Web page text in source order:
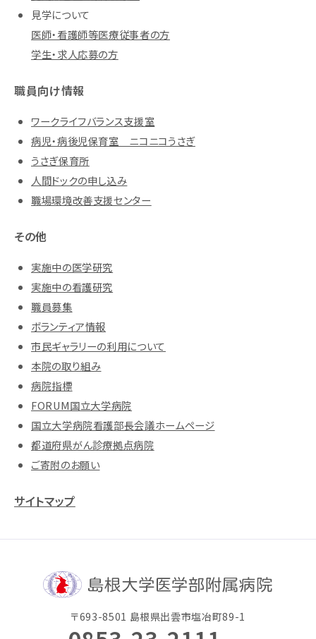
見学について
医師・看護師等医療従事者の方
学生・求人応募の方
職員向け情報
ワークライフバランス支援室
病児・病後児保育室 ニコニコうさぎ
うさぎ保育所
人間ドックの申し込み
職場環境改善支援センター
その他
実施中の医学研究
実施中の看護研究
職員募集
ボランティア情報
市民ギャラリーの利用について
本院の取り組み
病院指標
FORUM国立大学病院
国立大学病院看護部長会議ホームページ
都道府県がん診療拠点病院
ご寄附のお願い
サイトマップ
〒693-8501 島根県出雲市塩冶町89-1